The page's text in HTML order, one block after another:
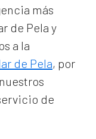
más
de Pela y
a la
de Pela, por
de